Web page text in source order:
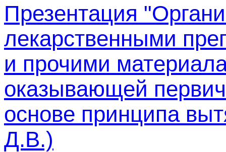
Презентация
лекарственными
и прочими
оказывающей
основе принципа
Д.В.)